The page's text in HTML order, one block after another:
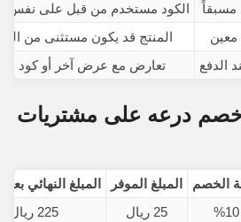
مسبقاً
الكود مستخدم من قبل على نفس
معين
المنتج قد يكون مستثنى من
الدفع
تعارض مع عرض آخر أو كود
خصم درعه على مشتريات
الخصم المبلغ الموفر
المبلغ النهائي
%10 25 ريال
225 ريال